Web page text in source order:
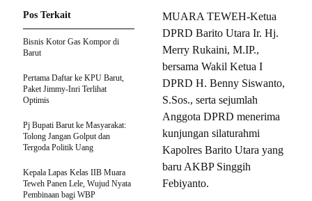
MUARA TEWEH-Ketua
DPRD Barito Utara Ir. Hj.
Merry Rukaini, M.IP.,
bersama Wakil Ketua I
DPRD H. Benny Siswanto,
S.Sos., serta sejumlah
Anggota DPRD menerima
kunjungan silaturahmi
Kapolres Barito Utara yang
baru AKBP Singgih
Febiyanto.
Pos Terkait
Bisnis Kotor Gas Kompor di
Barut
Pertama Daftar ke KPU Barut,
Paket Jimmy-Inri Terlihat
Optimis
Pj Bupati Barut ke Masyarakat:
Tolong Jangan Golput dan
Tergoda Politik Uang
Kepala Lapas Kelas IIB Muara
Teweh Panen Lele, Wujud Nyata
Pembinaan bagi WBP